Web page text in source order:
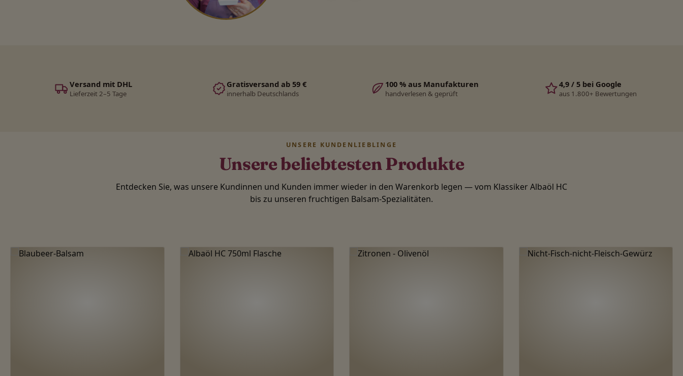
Versand mit DHL
Lieferzeit 2–5 Tage
Gratisversand ab 59 €
innerhalb Deutschlands
100 % aus Manufakturen
handverlesen & geprüft
4,9 / 5 bei Google
aus 1.800+ Bewertungen
Unsere beliebtesten Produkte
UNSERE KUNDENLIEBLINGE
Entdecken Sie, was unsere Kundinnen und Kunden immer wieder in den Warenkorb legen — vom Klassiker Albaöl HC
bis zu unseren fruchtigen Balsam-Spezialitäten.
Produktgalerie überspringen